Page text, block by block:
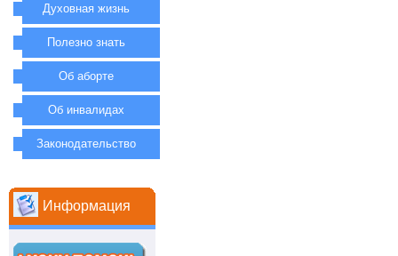
Духовная жизнь
Полезно знать
Об аборте
Об инвалидах
Законодательство
Информация